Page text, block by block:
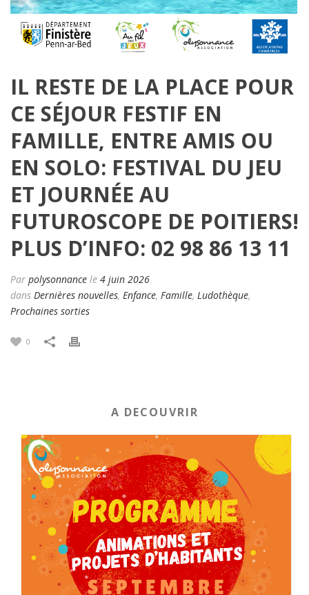
IL RESTE DE LA PLACE POUR
CE SÉJOUR FESTIF EN
FAMILLE, ENTRE AMIS OU
EN SOLO: FESTIVAL DU JEU
ET JOURNÉE AU
FUTUROSCOPE DE POITIERS!
PLUS D’INFO: 02 98 86 13 11
Par polysonnance le 4 juin 2026
dans Dernières nouvelles, Enfance, Famille, Ludothèque,
Prochaines sorties
0
A DECOUVRIR